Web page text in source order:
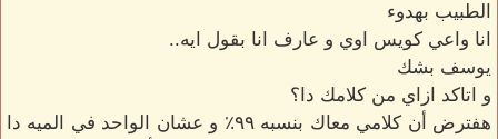
الطبيب بهدوء
انا واعي كويس اوي و عارف انا بقول ايه..
يوسف بشك
و اتاكد ازاي من كلامك دا؟
هفترض أن كلامي معاك بنسبه ٩٩٪ و عشان الواحد في الميه دا